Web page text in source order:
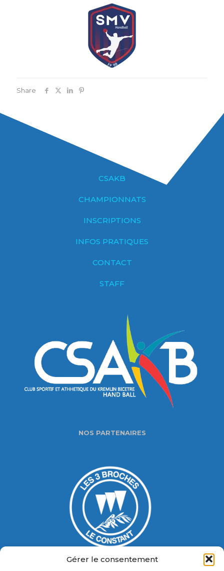
Gérer le consentement
Share
CSAKB
CHAMPIONNATS
INSCRIPTIONS
INFOS PRATIQUES
CONTACT
STAFF
NOS PARTENAIRES